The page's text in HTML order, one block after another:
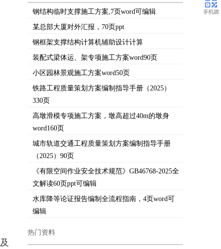
钢结构临时支撑施工方案,7页word可编辑
某总部大厦对外汇报，70页ppt
钢框架支撑结构计算机辅助设计计算
装配式梁体运、架专项施工方案word90页
小区园林景观施工方案word50页
铁路工程质量策划方案编制指导手册（2025）
330页
高墩滑模专项施工方案，墩高超过40m的墩身
word160页
城市轨道交通工程质量策划方案编制指导手册
（2025）90页
《有限空间作业安全技术规范》GB46768-2025全
文解读60页ppt可编辑
水库降等论证报告编制全流程指南，4页word可
编辑
热门资料